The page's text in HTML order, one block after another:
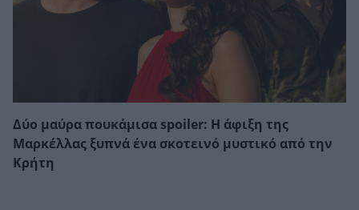
Δύο μαύρα πουκάμισα spoiler: Η άφιξη της
Μαρκέλλας ξυπνά ένα σκοτεινό μυστικό από την
Κρήτη